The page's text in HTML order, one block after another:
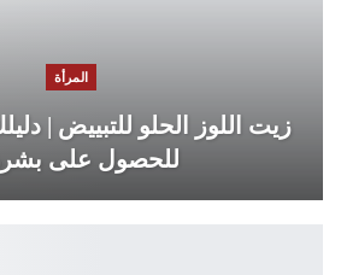
المرأة
للحصول على